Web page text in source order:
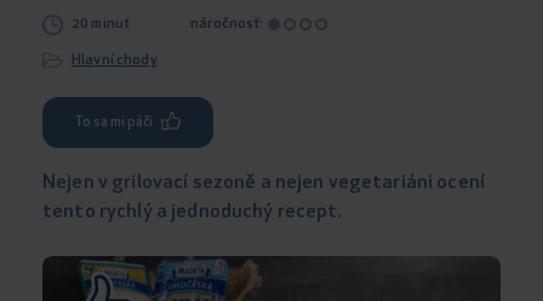
20 minut náročnosť:
Hlavní chody
To sa mi páči
Nejen v grilovací sezoně a nejen vegetariáni ocení
tento rychlý a jednoduchý recept.